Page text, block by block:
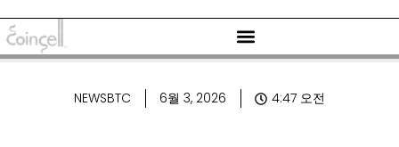
NEWSBTC 6월 3, 2026 4:47 오전